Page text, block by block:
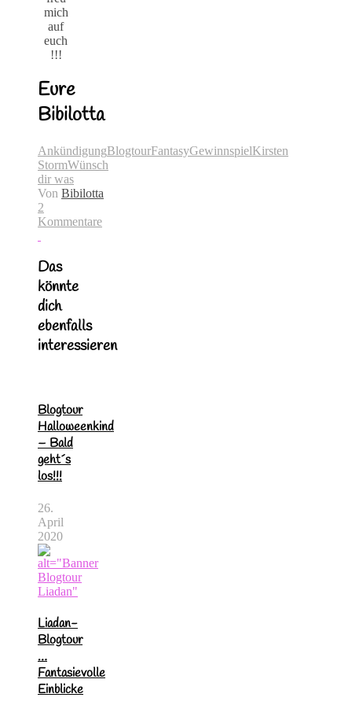
mich
auf
euch
!!!
Eure
Bibilotta
AnkündigungBlogtourFantasyGewinnspielKirsten
StormWünsch
dir was
Von Bibilotta
2
Kommentare
Das
könnte
dich
ebenfalls
interessieren
Blogtour
Halloweenkind
– Bald
geht´s
los!!!
26.
April
2020
Liadan-
Blogtour
…
Fantasievolle
Einblicke